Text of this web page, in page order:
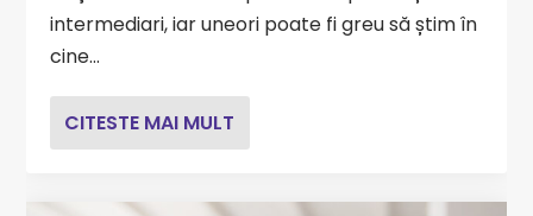
intermediari, iar uneori poate fi greu să știm în
cine...
CITESTE MAI MULT